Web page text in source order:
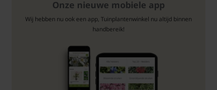
Onze nieuwe mobiele app
Wij hebben nu ook een app, Tuinplantenwinkel nu altijd binnen
handbereik!